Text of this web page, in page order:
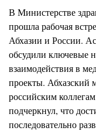
В Министерстве
прошла рабочая
Абхазии и России.
обсудили ключевые
взаимодействия в
проекты. Абхазский
российским
подчеркнул, что
последовательно